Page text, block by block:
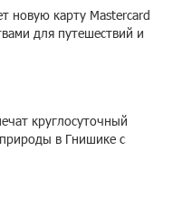
новую карту Mastercard
для путешествий и
круглосуточный
в Гнишике с